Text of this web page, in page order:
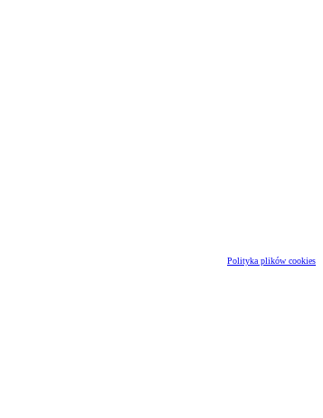
Polityka plików cookies